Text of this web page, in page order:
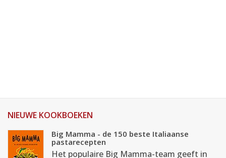
NIEUWE KOOKBOEKEN
Big Mamma - de 150 beste Italiaanse
pastarecepten
Het populaire Big Mamma-team geeft in